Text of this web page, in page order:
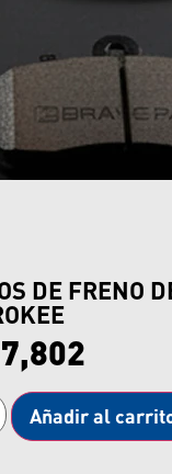
DE FRENO
Añadir al